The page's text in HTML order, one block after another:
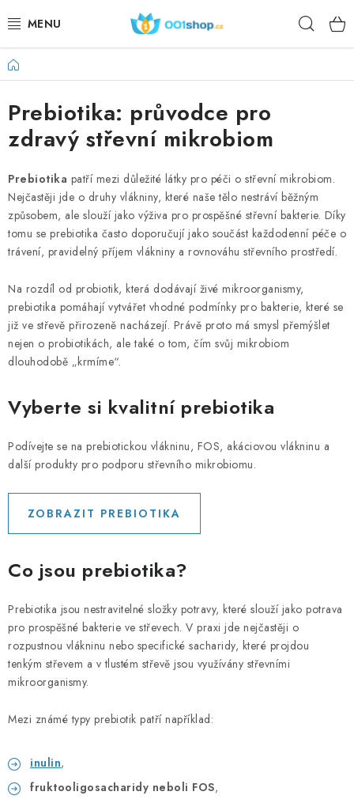
au
DOPLŇKY STRAVY
PRODUITS DE BEAUTÉ
SPORT
DENRÉES ALIMENTAIRES
SUJETS
DÁRKY PRO ZDRAVÍ
PORADNA
MARQUES
Jak nakupovat
Obchodní podmínky
Podmínky ochrany osobních údajů
Kontakty
Natural Health Store
Glossaire
Plan du site
Ma commande
Accueil
Prebiotika: průvodce pro
zdravý střevní mikrobiom
Prebiotika patří mezi důležité látky pro péči o střevní mikrobiom.
Nejčastěji jde o druhy vlákniny, které naše tělo nestráví běžným
způsobem, ale slouží jako výživa pro prospěšné střevní bakterie. Díky
tomu se prebiotika často doporučují jako součást každodenní péče o
trávení, pravidelný příjem vlákniny a rovnováhu střevního prostředí.
Na rozdíl od probiotik, která dodávají živé mikroorganismy,
prebiotika pomáhají vytvářet vhodné podmínky pro bakterie, které se
již ve střevě přirozeně nacházejí. Právě proto má smysl přemýšlet
nejen o probiotikách, ale také o tom, čím svůj mikrobiom
dlouhodobě „krmíme“.
Vyberte si kvalitní prebiotika
Podívejte se na prebiotickou vlákninu, FOS, akáciovou vlákninu a
další produkty pro podporu střevního mikrobiomu.
ZOBRAZIT PREBIOTIKA
Co jsou prebiotika?
Prebiotika jsou nestravitelné složky potravy, které slouží jako potrava
pro prospěšné bakterie ve střevech. V praxi jde nejčastěji o
rozpustnou vlákninu nebo specifické sacharidy, které projdou
tenkým střevem a v tlustém střevě jsou využívány střevními
mikroorganismy.
Mezi známé typy prebiotik patří například:
inulin,
fruktooligosacharidy neboli FOS,